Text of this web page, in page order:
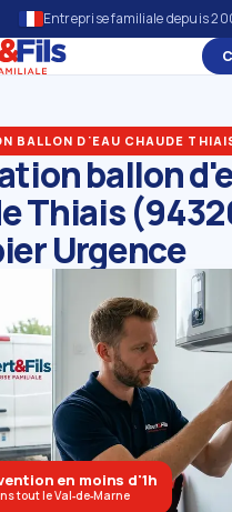
Entreprise familiale depuis
BALLON D'EAU CHAUDE
ballon
Thiais
Urgence
en moins d'1h
tout le Val‑de‑Marne